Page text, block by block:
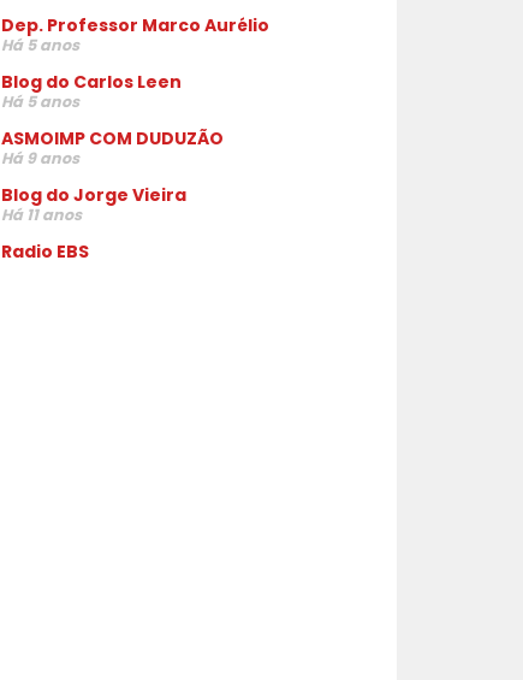
Dep. Professor Marco Aurélio
Há 5 anos
Blog do Carlos Leen
Há 5 anos
ASMOIMP COM DUDUZÃO
Há 9 anos
Blog do Jorge Vieira
Há 11 anos
Radio EBS